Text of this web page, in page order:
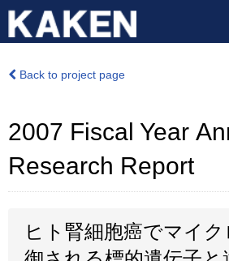
Back to project page
2007 Fiscal Year
Research Report
ヒト腎細胞癌でマイク